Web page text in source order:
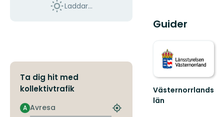
Laddar...
Ta dig hit med
kollektivtrafik
Avresa
A
Hitta
Guider
Västernorrlands
län